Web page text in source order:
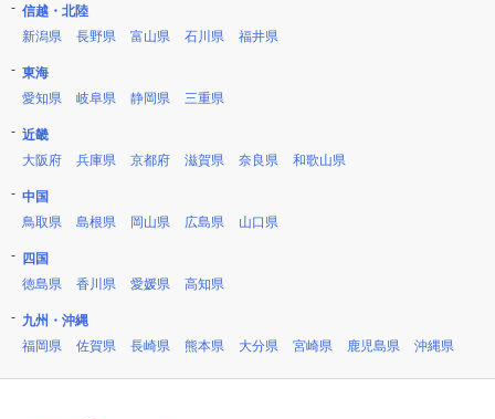
信越・北陸
新潟県
長野県 富山県 石川県 福井県
東海
愛知県
岐阜県 静岡県 三重県
近畿
大阪府
兵庫県 京都府 滋賀県 奈良県 和歌山県
中国
鳥取県
島根県 岡山県 広島県 山口県
四国
徳島県
香川県 愛媛県 高知県
九州・沖縄
福岡県
佐賀県 長崎県 熊本県 大分県 宮崎県 鹿児島県 沖縄県